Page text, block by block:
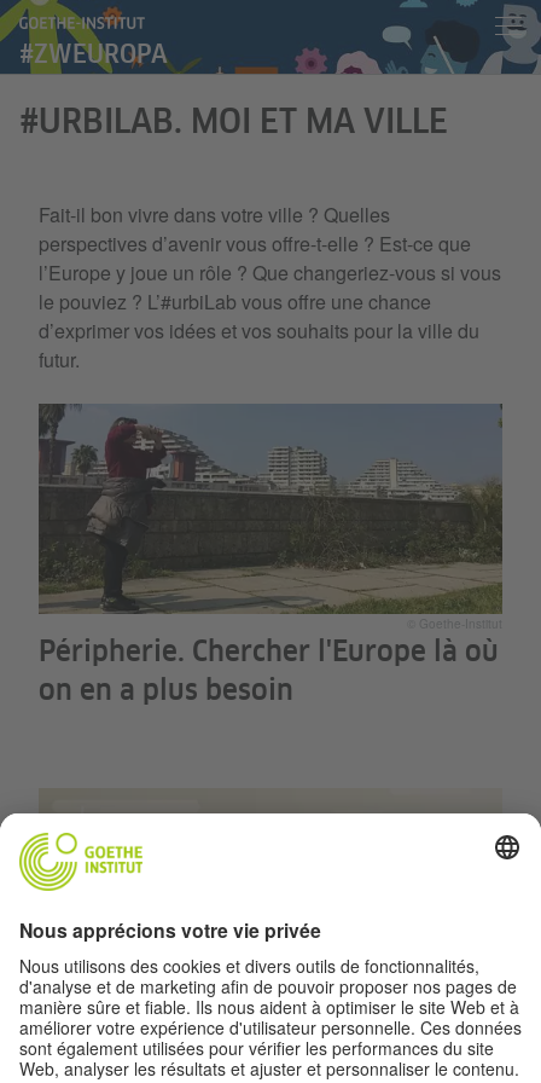
#ZWEUROPA
#URBILAB. MOI ET MA VILLE
Fait-il bon vivre dans votre ville ? Quelles
perspectives d’avenir vous offre-t-elle ? Est-ce que
l’Europe y joue un rôle ? Que changeriez-vous si vous
le pouviez ? L’#urbiLab vous offre une chance
d’exprimer vos idées et vos souhaits pour la ville du
futur.
© Goethe-Institut
Péripherie. Chercher l'Europe là où
on en a plus besoin
© Colourbox
Ma ville européenne